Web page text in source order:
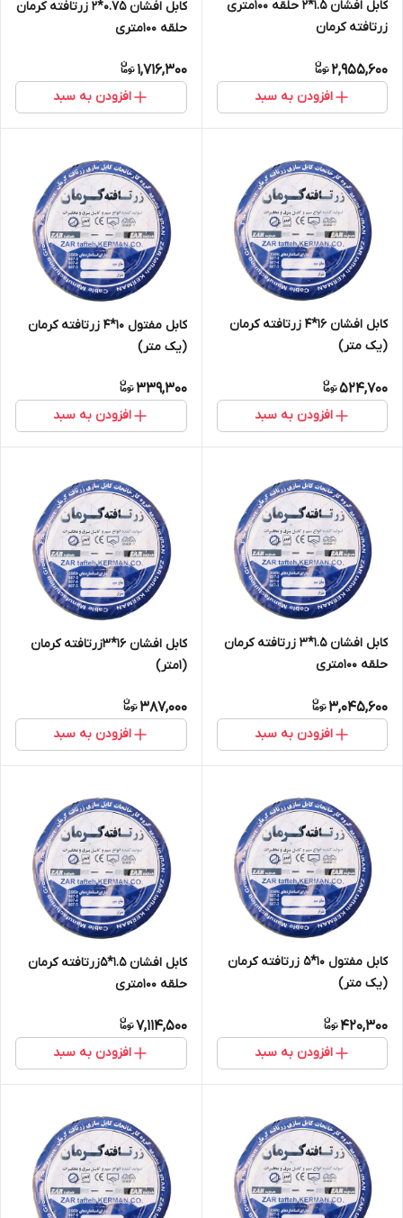
کابل افشان 1.5*2 حلقه 100متری
زرتافته کرمان
2,955,600
افزودن به سبد
کابل افشان 0.75*2 زرتافته کرمان
حلقه 100متری
1,716,300
افزودن به سبد
کابل افشان 16*4 زرتافته کرمان
(یک متر)
524,700
افزودن به سبد
کابل مفتول 10*4 زرتافته کرمان
(یک متر)
339,300
افزودن به سبد
کابل افشان 1.5*3 زرتافته کرمان
حلقه 100متری
3,045,600
افزودن به سبد
کابل افشان 16*3زرتافته کرمان
(1متر)
387,000
افزودن به سبد
کابل مفتول 10*5 زرتافته کرمان
(یک متر)
420,300
افزودن به سبد
کابل افشان 1.5*5زرتافته کرمان
حلقه 100متری
7,114,500
افزودن به سبد